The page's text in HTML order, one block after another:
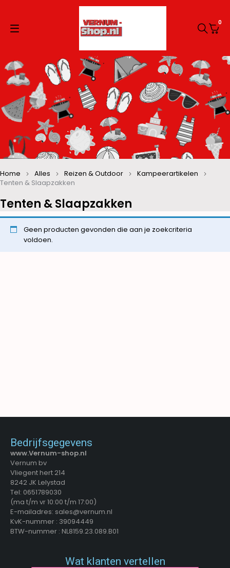
0
Tenten & Slaapzakken
Home Alles Reizen & Outdoor
Kampeerartikelen
Tenten & Slaapzakken
Geen producten gevonden die aan je zoekcriteria
voldoen.
Bedrijfsgegevens
www.Vernum-shop.nl
Vernum bv
Vliegent hert 214
8242 JK Lelystad
Tel: 0651789030
(ma t/m vr 10:00 t/m 17:00)
E-mailadres: sales@vernum.nl
KvK-nummer : 39094449
BTW-nummer : NL8159.23.089.B01
Wat klanten vertellen